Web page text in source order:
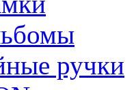
ручки